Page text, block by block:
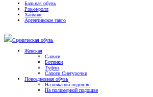
Бальная обувь
Рок-н-ролл
Хайхилс
Аргентинское танго
Сценическая обувь
Женская
Сапоги
Ботинки
Туфли
Сапоги Снегурочки
Повседневная обувь
На кожаной подошве
На полимерной подошве